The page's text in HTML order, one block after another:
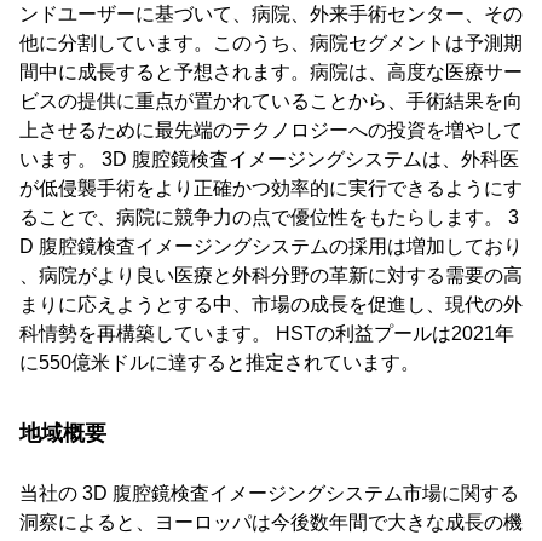
ンドユーザーに基づいて、病院、外来手術センター、その
他に分割しています。このうち、病院セグメントは予測期
間中に成長すると予想されます。病院は、高度な医療サー
ビスの提供に重点が置かれていることから、手術結果を向
上させるために最先端のテクノロジーへの投資を増やして
います。 3D 腹腔鏡検査イメージングシステムは、外科医
が低侵襲手術をより正確かつ効率的に実行できるようにす
ることで、病院に競争力の点で優位性をもたらします。 3
D 腹腔鏡検査イメージングシステムの採用は増加しており
、病院がより良い医療と外科分野の革新に対する需要の高
まりに応えようとする中、市場の成長を促進し、現代の外
科情勢を再構築しています。 HSTの利益プールは2021年
に550億米ドルに達すると推定されています。
地域概要
当社の 3D 腹腔鏡検査イメージングシステム市場に関する
洞察によると、ヨーロッパは今後数年間で大きな成長の機